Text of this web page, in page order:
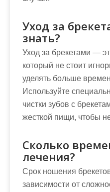
Уход за
знать?
Уход за брекетами —
который не стоит
уделять больше
Используйте
чистки зубов с
жесткой пищи, чтобы
Сколько
лечения?
Срок ношения
зависимости от